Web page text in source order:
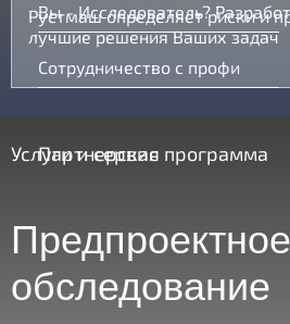
Рустмаш определяет риски и
лучшие решения Ваших задач
Услуги и сервис
Предпроектное
обследование
Вы - Исследователь?
Сотрудничество с профи
Партнерская программа